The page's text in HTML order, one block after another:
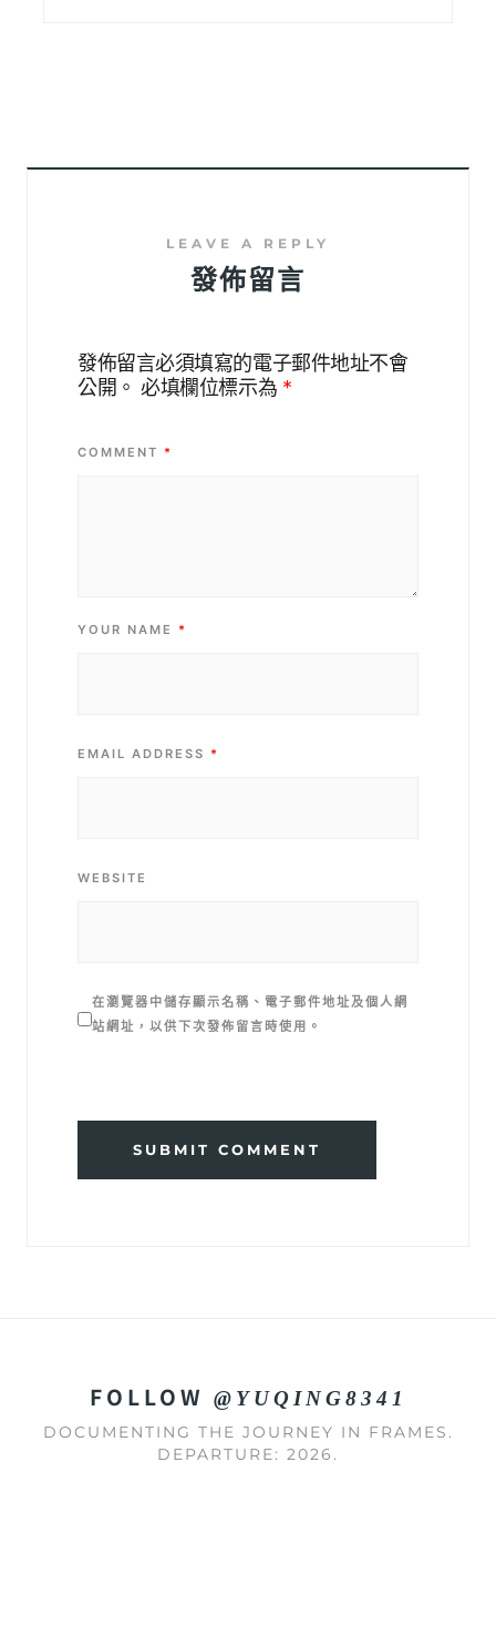
發佈留言
發佈留言必須填寫的電子郵件地址不會
公開。 必填欄位標示為 *
COMMENT *
YOUR NAME *
EMAIL ADDRESS *
WEBSITE
在瀏覽器 中儲存顯示名稱、電子郵件地址及個人網
站網址，以供下次發佈留言時使用。
SUBMIT COMMENT
FOLLOW @YUQING8341
DOCUMENTING THE JOURNEY IN FRAMES.
DEPARTURE: 2026.